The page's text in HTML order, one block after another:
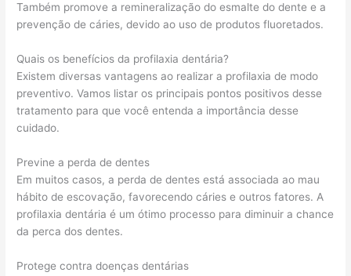
Também promove a remineralização do esmalte do dente e a
prevenção de cáries, devido ao uso de produtos fluoretados.
Quais os benefícios da profilaxia dentária?
Existem diversas vantagens ao realizar a profilaxia de modo
preventivo. Vamos listar os principais pontos positivos desse
tratamento para que você entenda a importância desse
cuidado.
Previne a perda de dentes
Em muitos casos, a perda de dentes está associada ao mau
hábito de escovação, favorecendo cáries e outros fatores. A
profilaxia dentária é um ótimo processo para diminuir a chance
da perca dos dentes.
Protege contra doenças dentárias